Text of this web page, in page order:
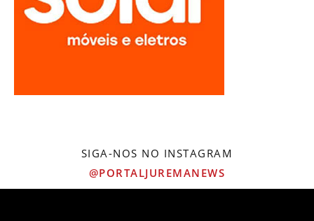
SIGA-NOS NO INSTAGRAM
@PORTALJUREMANEWS